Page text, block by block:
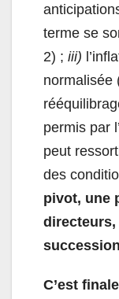
terme se
2) ; iii)
normalisée
permis par
peut
des
pivot, une
directeurs,
C’est